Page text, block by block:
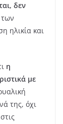
δεν
ηλικία και
η
με
της, όχι